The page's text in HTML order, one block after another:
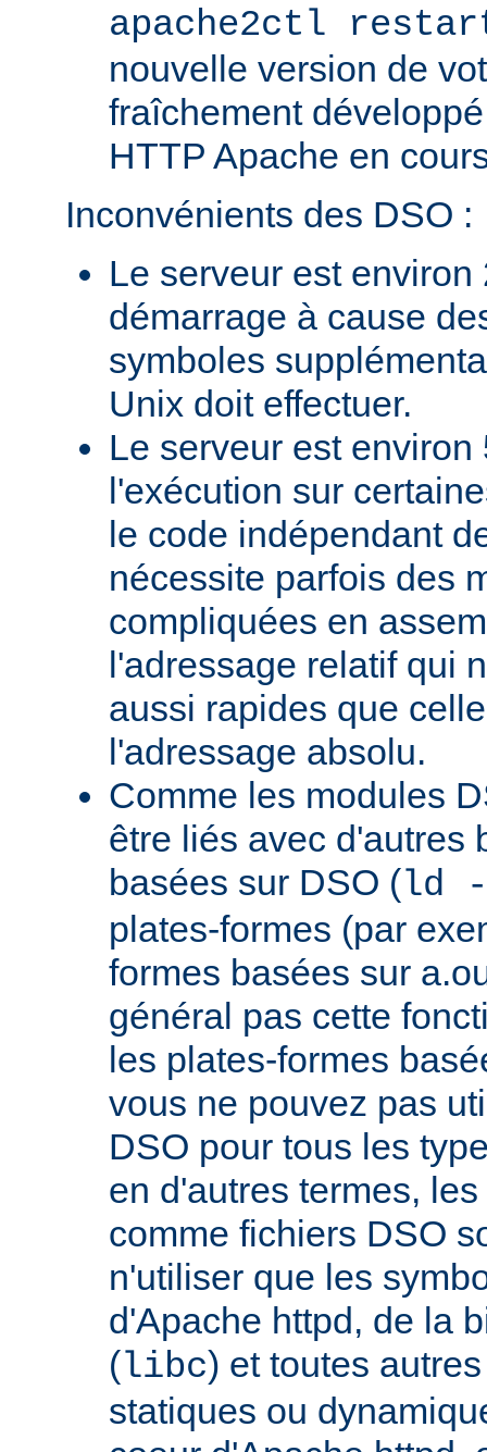
apache2ctl
nouvelle version de
fraîchement
HTTP Apache en
Inconvénients des DSO :
Le serveur est
démarrage à cause
symboles
Unix doit effectuer.
Le serveur est environ
l'exécution sur
le code indépendant
nécessite parfois des
compliquées en
l'adressage relatif qui
aussi rapides que
l'adressage absolu.
Comme les modules
être liés avec d'autres
basées sur DSO (ld
plates-formes (par
formes basées sur
général pas cette
les plates-formes
vous ne pouvez pas
DSO pour tous les
en d'autres termes,
comme fichiers DSO
n'utiliser que les
d'Apache httpd, de la
(libc) et toutes
statiques ou